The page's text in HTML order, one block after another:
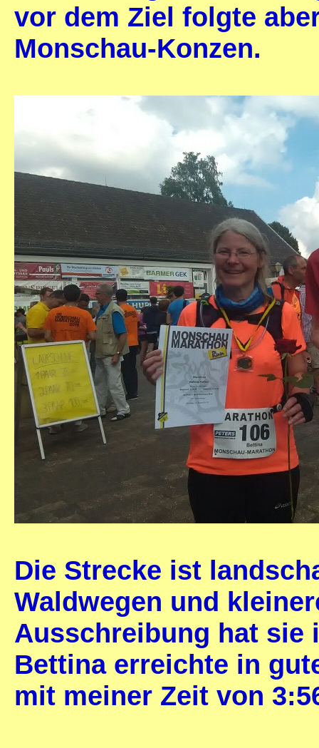
vor dem Ziel folgte
Monschau-Konzen.
Die Strecke ist
Waldwegen und
Ausschreibung hat sie
Bettina erreichte in
mit meiner Zeit von